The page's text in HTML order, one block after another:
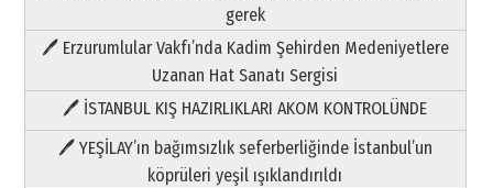
gerek
🖊 Erzurumlular Vakfı’nda Kadim Şehirden Medeniyetlere
Uzanan Hat Sanatı Sergisi
🖊 İSTANBUL KIŞ HAZIRLIKLARI AKOM KONTROLÜNDE
🖊 YEŞİLAY’ın bağımsızlık seferberliğinde İstanbul’un
köprüleri yeşil ışıklandırıldı
Paranın Aile Kültüründeki Yeri
03 Ağustos 2026 Pazartesi
Yıldırım Gündoğdu
HAVVA’NIN ÜÇ KIZI
09 Temmuz 2026 Perşembe